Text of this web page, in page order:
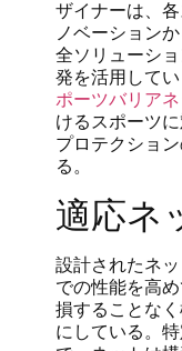
ザイナーは、
ノベーション
全ソリューシ
発を活用して
ポーツバリアネ
けるスポーツ
プロテクショ
る。
適応ネ
設計されたネ
での性能を高
損することな
にしている。